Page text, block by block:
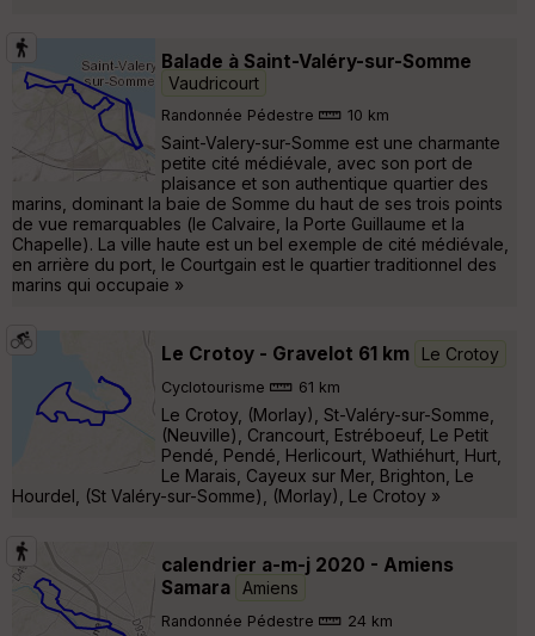
Balade à Saint-Valéry-sur-Somme
Vaudricourt
Randonnée Pédestre 10 km
Saint-Valery-sur-Somme est une charmante
petite cité médiévale, avec son port de
plaisance et son authentique quartier des
marins, dominant la baie de Somme du haut de ses trois points
de vue remarquables (le Calvaire, la Porte Guillaume et la
Chapelle). La ville haute est un bel exemple de cité médiévale,
en arrière du port, le Courtgain est le quartier traditionnel des
marins qui occupaie »
Le Crotoy - Gravelot 61 km Le Crotoy
Cyclotourisme 61 km
Le Crotoy, (Morlay), St-Valéry-sur-Somme,
(Neuville), Crancourt, Estréboeuf, Le Petit
Pendé, Pendé, Herlicourt, Wathiéhurt, Hurt,
Le Marais, Cayeux sur Mer, Brighton, Le
Hourdel, (St Valéry-sur-Somme), (Morlay), Le Crotoy »
calendrier a-m-j 2020 - Amiens
Samara
Amiens
Randonnée Pédestre 24 km